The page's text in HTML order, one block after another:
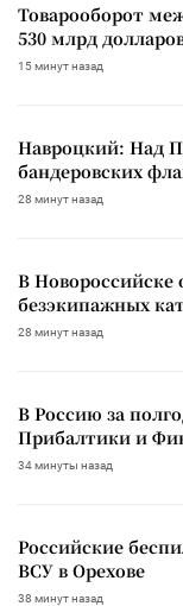
Товарооборот
530 млрд
15 минут назад
Навроцкий: Над
бандеровских
28 минут назад
В Новороссийске
безэкипажных
28 минут назад
В Россию за
Прибалтики и
34 минуты назад
Российские
ВСУ в Орехове
38 минут назад